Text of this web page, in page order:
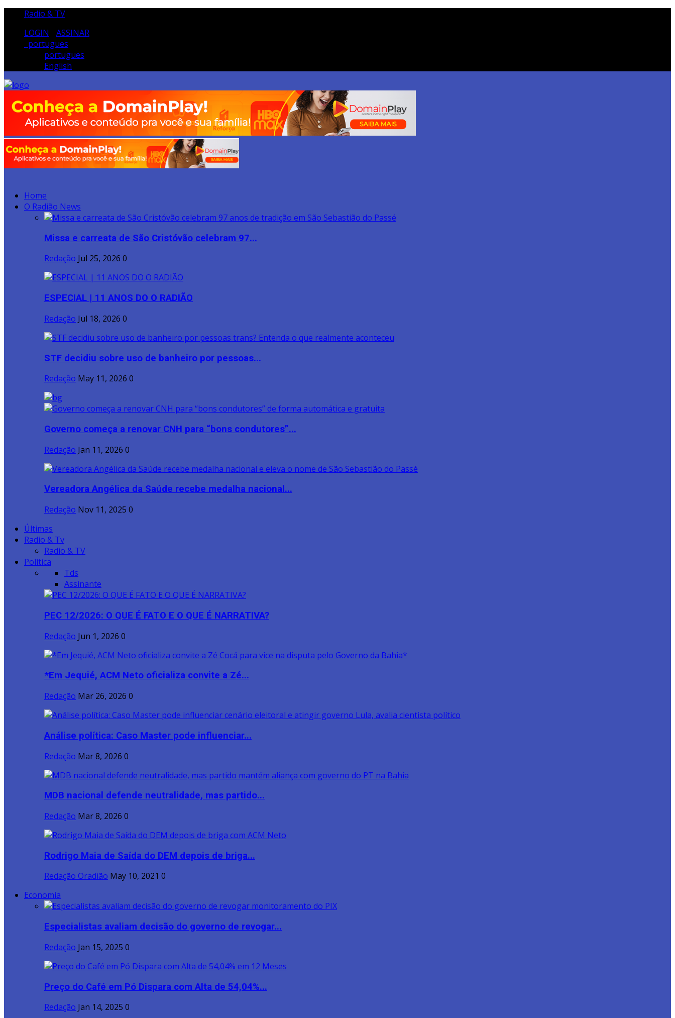
Radio & TV
LOGIN
ASSINAR
portugues
portugues
English
Home
O Radião News
Missa e carreata de São Cristóvão celebram 97...
Redação Jul 25, 2026 0
ESPECIAL | 11 ANOS DO O RADIÃO
Redação Jul 18, 2026 0
STF decidiu sobre uso de banheiro por pessoas...
Redação May 11, 2026 0
Governo começa a renovar CNH para “bons condutores”...
Redação Jan 11, 2026 0
Vereadora Angélica da Saúde recebe medalha nacional...
Redação Nov 11, 2025 0
Últimas
Radio & Tv
Radio & TV
Política
Tds
Assinante
PEC 12/2026: O QUE É FATO E O QUE É NARRATIVA?
Redação Jun 1, 2026 0
*Em Jequié, ACM Neto oficializa convite a Zé...
Redação Mar 26, 2026 0
Análise política: Caso Master pode influenciar...
Redação Mar 8, 2026 0
MDB nacional defende neutralidade, mas partido...
Redação Mar 8, 2026 0
Rodrigo Maia de Saída do DEM depois de briga...
Redação Oradião May 10, 2021 0
Economia
Especialistas avaliam decisão do governo de revogar...
Redação Jan 15, 2025 0
Preço do Café em Pó Dispara com Alta de 54,04%...
Redação Jan 14, 2025 0